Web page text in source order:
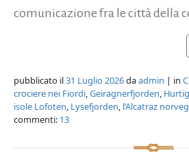
comunicazione fra le città della
pubblicato il31 Luglio 2026daadmin | in
crociere nei Fiordi,Geiragnerfjorden,
isole Lofoten, Lysefjorden, l’Alcatraz
commenti: 13